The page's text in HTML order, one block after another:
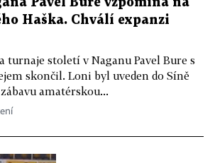
Pavel Bure vzpomíná na
Haška. Chválí expanzi
turnaje století v Naganu Pavel Bure s
skončil. Loni byl uveden do Síně
amatérskou...